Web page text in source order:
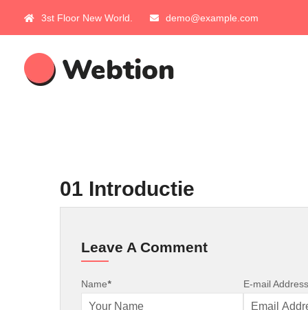
3st Floor New World. demo@example.com
01 Introductie
Leave A Comment
Name* E-mail Address